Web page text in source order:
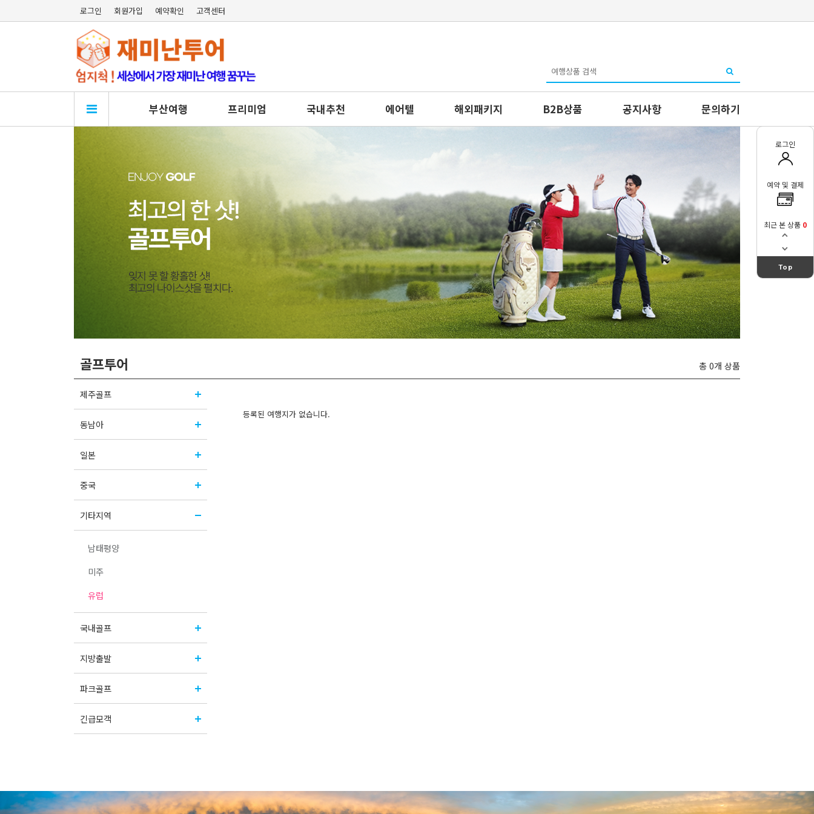
로그인 회원가입 예약확인 고객센터
부산여행 프리미엄 국내추천 에어텔 해외패키지 B2B상품 공지사항 문의하기
골프투어 총 0개 상품
제주골프
동남아
일본
중국
기타지역
남태평양
미주
유럽
국내골프
지방출발
파크골프
긴급모객
등록된 여행지가 없습니다.
로그인
예약 및 결제
최근 본 상품 0
Top